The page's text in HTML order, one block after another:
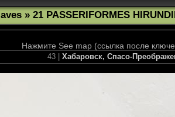
aves » 21 PASSERIFORMES
Нажмите See map (ссылка после
43 |Хабаровск, Спасо-